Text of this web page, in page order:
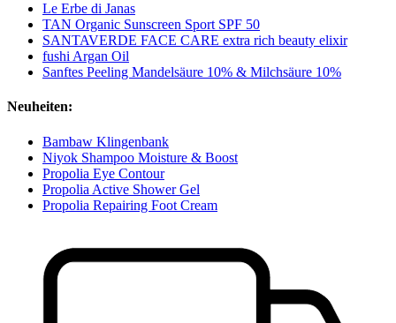
Le Erbe di Janas
TAN Organic Sunscreen Sport SPF 50
SANTAVERDE FACE CARE extra rich beauty elixir
fushi Argan Oil
Sanftes Peeling Mandelsäure 10% & Milchsäure 10%
Neuheiten:
Bambaw Klingenbank
Niyok Shampoo Moisture & Boost
Propolia Eye Contour
Propolia Active Shower Gel
Propolia Repairing Foot Cream